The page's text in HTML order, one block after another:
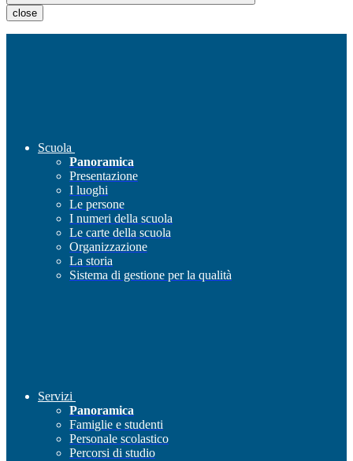
close
Scuola
Panoramica
Presentazione
I luoghi
Le persone
I numeri della scuola
Le carte della scuola
Organizzazione
La storia
Sistema di gestione per la qualità
Servizi
Panoramica
Famiglie e studenti
Personale scolastico
Percorsi di studio